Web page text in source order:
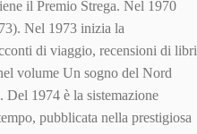
il Premio Strega. Nel 1970
Nel 1973 inizia la
di viaggio, recensioni di libri
volume Un sogno del Nord
1974 è la sistemazione
pubblicata nella prestigiosa